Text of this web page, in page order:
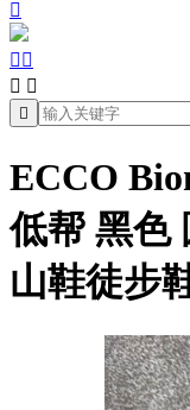

 
 

ECCO
低帮 黑色
山鞋徒步